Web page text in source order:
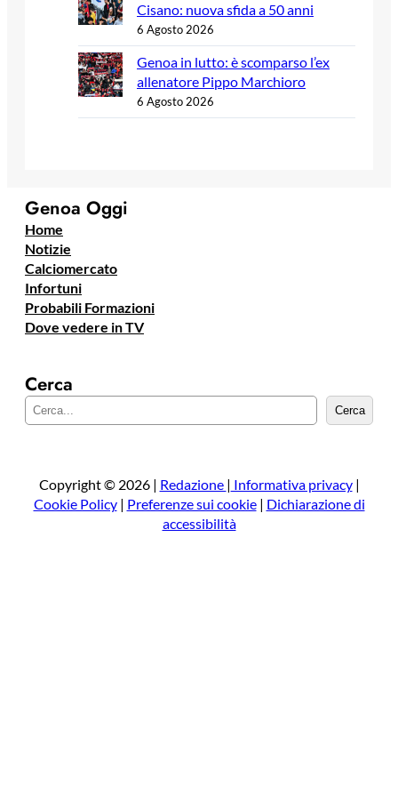
Cisano: nuova sfida a 50 anni
6 Agosto 2026
Genoa in lutto: è scomparso l’ex
allenatore Pippo Marchioro
6 Agosto 2026
Genoa Oggi
Home
Notizie
Calciomercato
Infortuni
Probabili Formazioni
Dove vedere in TV
Cerca
e
a
Cerca
Copyright © 2026 | Redazione | Informativa privacy|
Cookie Policy| Preferenze sui cookie| Dichiarazione di
accessibilità